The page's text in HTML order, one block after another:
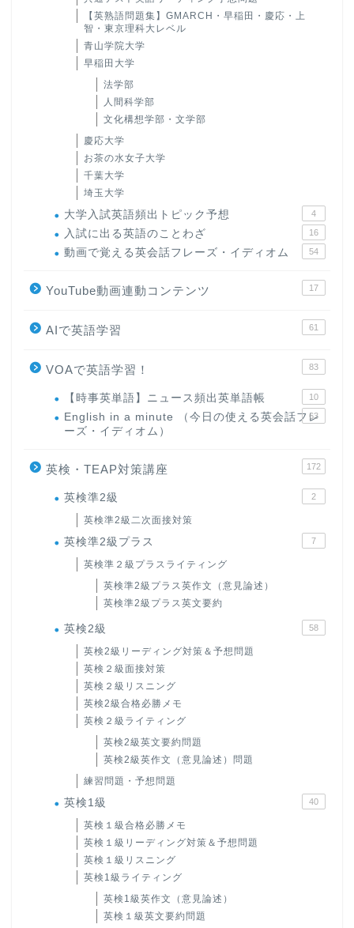
【英熟語問題集】GMARCH・早稲田・慶応・上
智・東京理科大レベル
青山学院大学
早稲田大学
法学部
人間科学部
文化構想学部・文学部
慶応大学
お茶の水女子大学
千葉大学
埼玉大学
大学入試英語頻出トピック予想 4
入試に出る英語のことわざ 16
動画で覚える英会話フレーズ・イディオム 54
YouTube動画連動コンテンツ 17
AIで英語学習 61
VOAで英語学習！ 83
【時事英単語】ニュース頻出英単語帳 10
English in a minute （今日の使える英会話フレ
ーズ・イディオム）
63
英検・TEAP対策講座 172
英検準2級 2
英検準2級二次面接対策
英検準2級プラス 7
英検準２級プラスライティング
英検準2級プラス英作文（意見論述）
英検準2級プラス英文要約
英検2級 58
英検2級リーディング対策＆予想問題
英検２級面接対策
英検２級リスニング
英検2級合格必勝メモ
英検２級ライティング
英検2級英文要約問題
英検2級英作文（意見論述）問題
練習問題・予想問題
英検1級 40
英検１級合格必勝メモ
英検１級リーディング対策＆予想問題
英検１級リスニング
英検1級ライティング
英検1級英作文（意見論述）
英検１級英文要約問題